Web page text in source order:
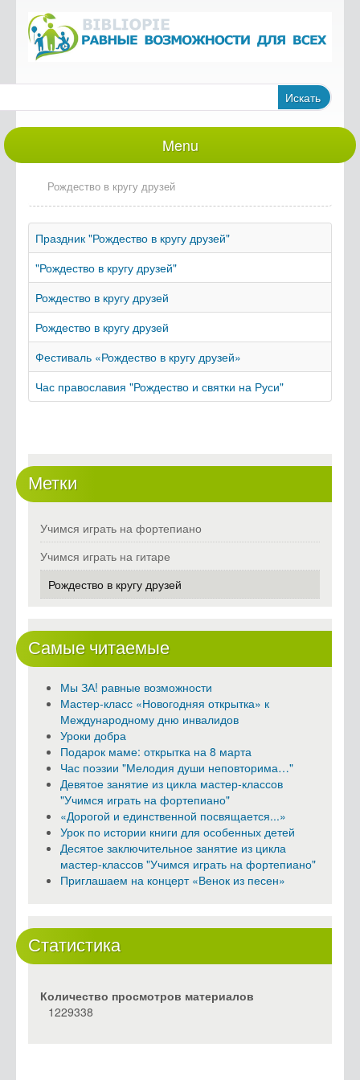
Искать
Menu
Новости
Библиотека для Вас
Люди и судьбы
Полезная информация
Ссылки
Рождество в кругу друзей
Праздник "Рождество в кругу друзей"
"Рождество в кругу друзей"
Рождество в кругу друзей
Рождество в кругу друзей
Фестиваль «Рождество в кругу друзей»
Час православия "Рождество и святки на Руси"
Метки
Учимся играть на фортепиано
Учимся играть на гитаре
Рождество в кругу друзей
Самые читаемые
Мы ЗА! равные возможности
Мастер-класс «Новогодняя открытка» к
Международному дню инвалидов
Уроки добра
Подарок маме: открытка на 8 марта
Час поэзии "Мелодия души неповторима…"
Девятое занятие из цикла мастер-классов
"Учимся играть на фортепиано"
«Дорогой и единственной посвящается...»
Урок по истории книги для особенных детей
Десятое заключительное занятие из цикла
мастер-классов "Учимся играть на фортепиано"
Приглашаем на концерт «Венок из песен»
Статистика
Количество просмотров материалов
1229338